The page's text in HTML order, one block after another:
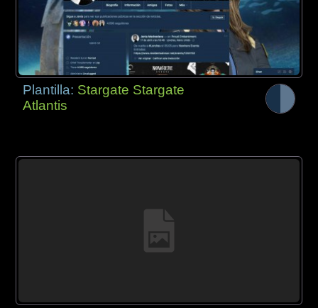
Plantilla: Stargate Stargate
Atlantis